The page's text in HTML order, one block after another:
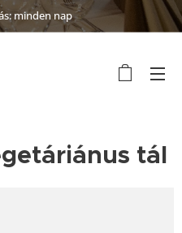
minden nap
tál